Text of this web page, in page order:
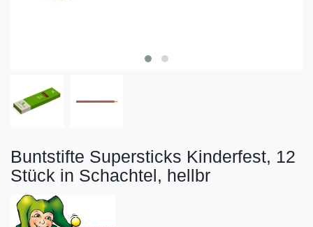
Buntstifte Supersticks Kinderfest, 12
Stück in Schachtel, hellbr